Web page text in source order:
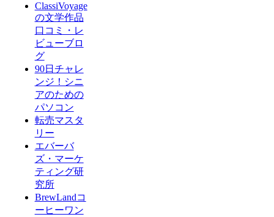
ClassiVoyage
の文学作品
口コミ・レ
ビューブロ
グ
90日チャレ
ンジ！シニ
アのための
パソコン
転売マスタ
リー
エバーバ
ズ・マーケ
ティング研
究所
BrewLandコ
ーヒーワン